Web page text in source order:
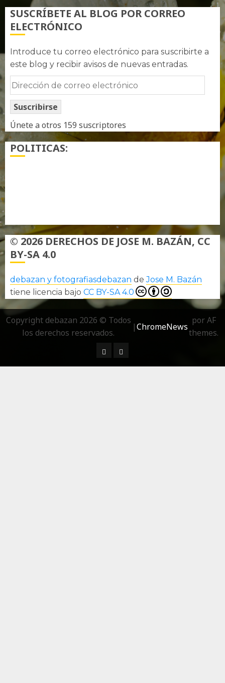
SUSCRÍBETE AL BLOG POR CORREO
ELECTRÓNICO
Introduce tu correo electrónico para suscribirte a
este blog y recibir avisos de nuevas entradas.
Dirección
de
correo
electrónico
Suscribirse
Únete a otros 159 suscriptores
POLITICAS:
© 2026 DERECHOS DE JOSE M. BAZÁN, CC
BY-SA 4.0
debazan y fotografiasdebazan deJose M. Bazán
tiene licencia bajo CC BY-SA 4.0
Copyright debazan 2026 © Todos
los derechos reservados.
|ChromeNews
por AF
themes.
¿ Quién soy…?
Más información sobre las